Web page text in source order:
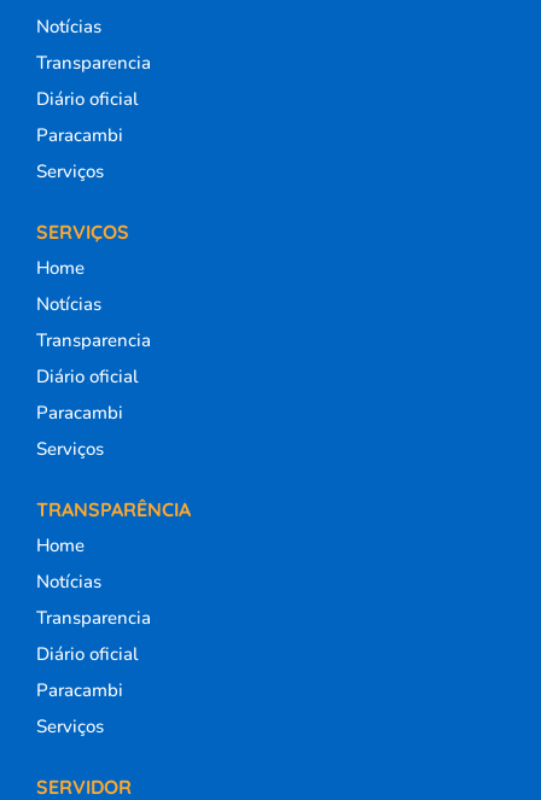
Notícias
Transparencia
Diário oficial
Paracambi
Serviços
SERVIÇOS
Home
Notícias
Transparencia
Diário oficial
Paracambi
Serviços
TRANSPARÊNCIA
Home
Notícias
Transparencia
Diário oficial
Paracambi
Serviços
SERVIDOR